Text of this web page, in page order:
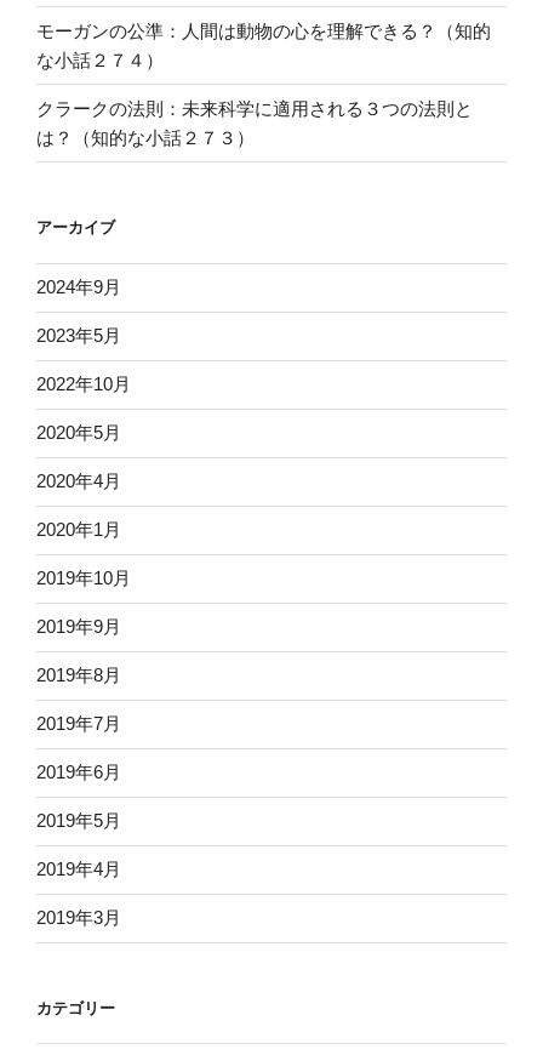
モーガンの公準：人間は動物の心を理解できる？（知的
な小話２７４）
クラークの法則：未来科学に適用される３つの法則と
は？（知的な小話２７３）
アーカイブ
2024年9月
2023年5月
2022年10月
2020年5月
2020年4月
2020年1月
2019年10月
2019年9月
2019年8月
2019年7月
2019年6月
2019年5月
2019年4月
2019年3月
カテゴリー